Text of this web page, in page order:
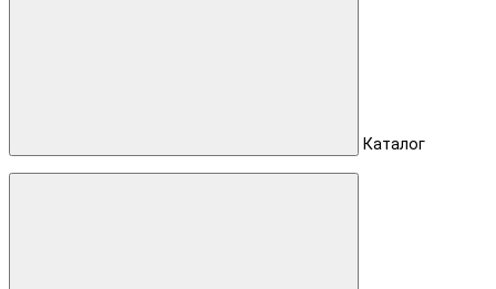
Каталог